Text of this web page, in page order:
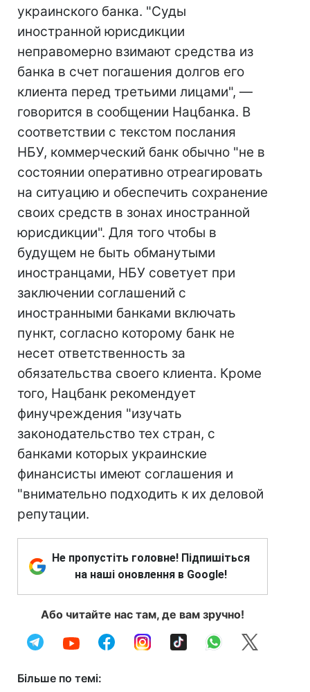
украинского банка. "Суды
иностранной юрисдикции
неправомерно взимают средства из
банка в счет погашения долгов его
клиента перед третьими лицами", —
говорится в сообщении Нацбанка. В
соответствии с текстом послания
НБУ, коммерческий банк обычно "не в
состоянии оперативно отреагировать
на ситуацию и обеспечить сохранение
своих средств в зонах иностранной
юрисдикции". Для того чтобы в
будущем не быть обманутыми
иностранцами, НБУ советует при
заключении соглашений с
иностранными банками включать
пункт, согласно которому банк не
несет ответственность за
обязательства своего клиента. Кроме
того, Нацбанк рекомендует
финучреждения "изучать
законодательство тех стран, с
банками которых украинские
финансисты имеют соглашения и
"внимательно подходить к их деловой
репутации.
Не пропустіть головне! Підпишіться
на наші оновлення в Google!
Або читайте нас там, де вам зручно!
Більше по темі: